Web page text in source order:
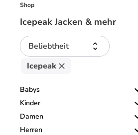
Shop
Icepeak Jacken & mehr
Beliebtheit
Icepeak
Babys
Kinder
Damen
Herren